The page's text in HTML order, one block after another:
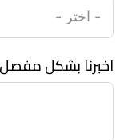
اخبرنا بشكل مفصل